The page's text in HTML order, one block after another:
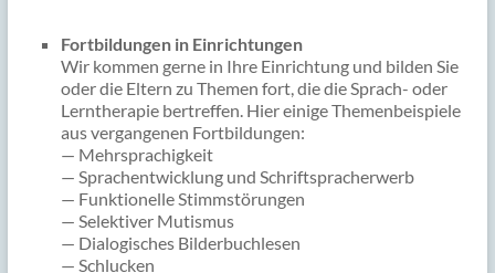
Fortbildungen in Einrichtungen
Wir kommen gerne in Ihre Einrichtung und bilden Sie
oder die Eltern zu Themen fort, die die Sprach- oder
Lerntherapie bertreffen. Hier einige Themenbeispiele
aus vergangenen Fortbildungen:
— Mehrsprachigkeit
— Sprachentwicklung und Schriftspracherwerb
— Funktionelle Stimmstörungen
— Selektiver Mutismus
— Dialogisches Bilderbuchlesen
— Schlucken